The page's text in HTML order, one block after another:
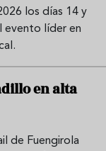
los días 14 y
evento líder en
en alta
de Fuengirola